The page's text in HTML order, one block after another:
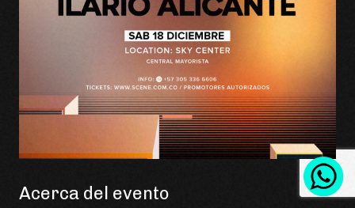
Acerca del evento